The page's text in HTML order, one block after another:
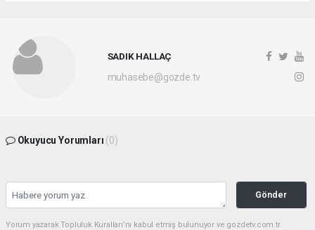
SADIK HALLAÇ
muhasebe@gozde.tv
Okuyucu Yorumları (0)
Gönder
Yorum yazarak Topluluk Kuralları’nı kabul etmiş bulunuyor ve gozdetv.com.tr